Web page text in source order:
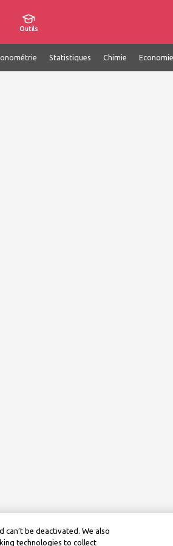
Outils
Statistiques Chimie Economie
can’t be deactivated. We also
technologies to collect